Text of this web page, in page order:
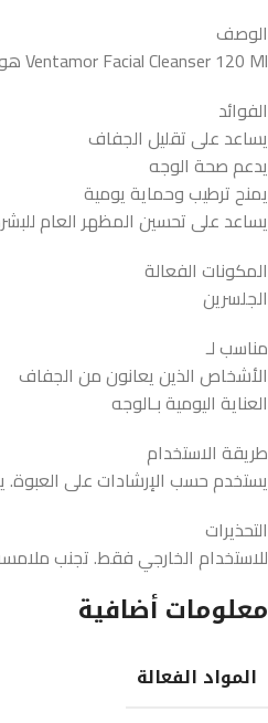
الوصف
Ventamor Facial Cleanser 120 Ml هو غسول متطور مصمم للعناية بـالوجه. يحتوي على مكونات فعالة مثل الجلسرين تساعد على معالجة مشكلة الجفاف وتحسين مظهر البشرة أو الشعر بشكل ملحوظ.
الفوائد
يساعد على تقليل الجفاف
يدعم صحة الوجه
يمنح ترطيب وحماية يومية
يساعد على تحسين المظهر العام
المكونات الفعالة
الجلسرين
مناسب لـ
الأشخاص الذين يعانون من الجفاف
العناية اليومية بـالوجه
طريقة الاستخدام
يستخدم حسب الإرشادات على العبوة.
التحذيرات
للاستخدام الخارجي فقط. تجنب
معلومات أضافية
المواد الفعالة